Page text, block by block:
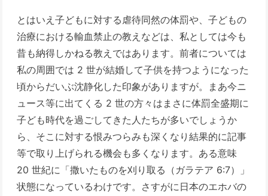
とはいえ子どもに対する虐待同然の体罰や、子どもの
治療における輸血禁止の教えなどは、私としては今も
昔も納得しかねる教えではあります。前者については
私の周囲では 2 世が結婚して子供を持つようになった
頃からだいぶ沈静化した印象がありますが。まあ今ニ
ュース等に出てくる 2 世の方々はまさに体罰全盛期に
子ども時代を過ごしてきた人たちが多いでしょうか
ら、そこに対する恨みつらみも深くなり結果的に記事
等で取り上げられる機会も多くなります。ある意味
20 世紀に「撒いたものを刈り取る（ガラテア 6:7）」
状態になっているわけです。さすがに日本のエホバの